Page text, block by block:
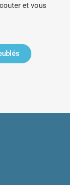
et vous